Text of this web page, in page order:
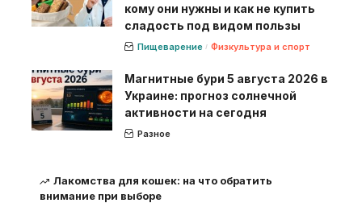
кому они нужны и как не купить
сладость под видом пользы
Пищеварение Физкультура и спорт
Магнитные бури 5 августа 2026 в
Украине: прогноз солнечной
активности на сегодня
Разное
Лакомства для кошек: на что обратить
внимание при выборе